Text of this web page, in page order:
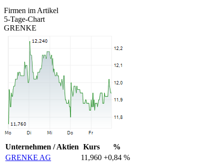
Firmen im Artikel
5-Tage-Chart
GRENKE
Unternehmen / Aktien Kurs
%
GRENKE AG
11,960 +0,84 %